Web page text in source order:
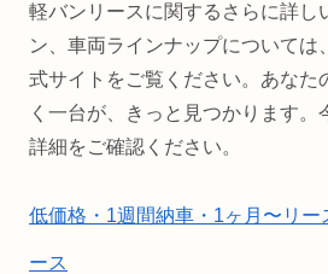
軽バンリースに関するさらに詳し
ン、車両ラインナップについては
式サイトをご覧ください。あなた
く一台が、きっと見つかります。
詳細をご確認ください。
低価格・1週間納車・1ヶ月〜リー
ース